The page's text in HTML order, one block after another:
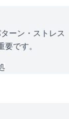
ーン・ストレス
です。